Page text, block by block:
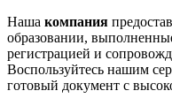
Наша компания
образовании,
регистрацией и
Воспользуйтесь нашим
готовый документ с